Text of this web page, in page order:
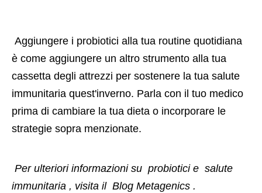
è come aggiungere un altro strumento alla tua
cassetta degli attrezzi per sostenere la tua salute
immunitaria quest'inverno. Parla con il tuo medico
prima di cambiare la tua dieta o incorporare le
strategie sopra menzionate.
Per ulteriori informazioni su probiotici e salute
immunitaria , visita il Blog Metagenics .